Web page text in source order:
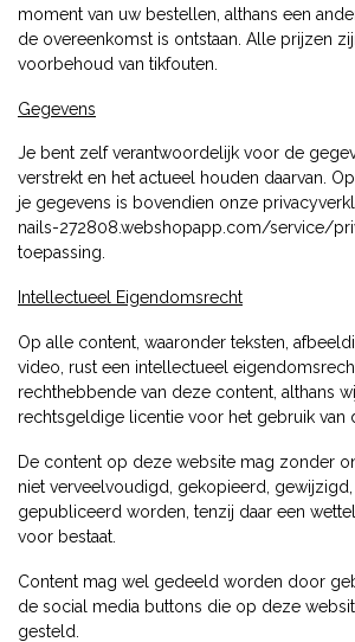
moment van uw bestellen, althans een
de overeenkomst is ontstaan. Alle prijzen
voorbehoud van tikfouten.
Gegevens
Je bent zelf verantwoordelijk voor de
verstrekt en het actueel houden daarvan.
je gegevens is bovendien onze
nails-272808.webshopapp.com/service/
toepassing.
Intellectueel Eigendomsrecht
Op alle content, waaronder teksten,
video, rust een intellectueel
rechthebbende van deze content, althans
rechtsgeldige licentie voor het gebruik van
De content op deze website mag zonder
niet verveelvoudigd, gekopieerd,
gepubliceerd worden, tenzij daar een
voor bestaat.
Content mag wel gedeeld worden door
de social media buttons die op deze
gesteld.